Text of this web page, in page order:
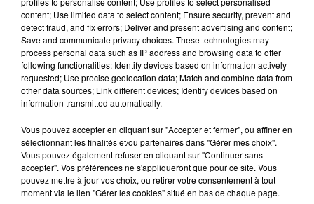
Le Duel - Gagnez votre balade
en jet ski !
Podcasts Voir plus
Kelly Massol, figure
content; Use limited data to select content; Ensure security, prevent and
detect fraud, and fix errors; Deliver and present advertising and content;
Save and communicate privacy choices. These technologies may
process personal data such as IP address and browsing data to offer
following functionalities: Identify devices based on information actively
requested; Use precise geolocation data; Match and combine data from
other data sources; Link different devices; Identify devices based on
information transmitted automatically.
Vous pouvez accepter en cliquant sur "Accepter et fermer", ou affiner en
sélectionnant les finalités et/ou partenaires dans "Gérer mes choix".
Vous pouvez également refuser en cliquant sur "Continuer sans
accepter". Vos préférences ne s'appliqueront que pour ce site. Vous
pouvez mettre à jour vos choix, ou retirer votre consentement à tout
moment via le lien "Gérer les cookies" situé en bas de chaque page.